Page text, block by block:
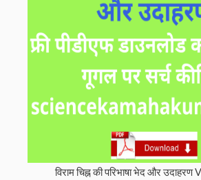
विराम चिह्न की परिभाषा भेद और